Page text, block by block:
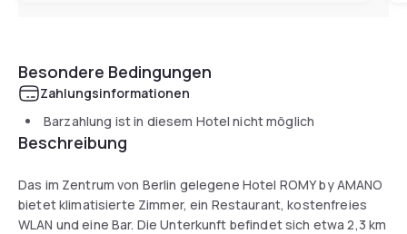
Besondere Bedingungen
Zahlungsinformationen
Barzahlung ist in diesem Hotel nicht möglich
Beschreibung
Das im Zentrum von Berlin gelegene Hotel ROMY by AMANO
bietet klimatisierte Zimmer, ein Restaurant, kostenfreies
WLAN und eine Bar. Die Unterkunft befindet sich etwa 2,3 km